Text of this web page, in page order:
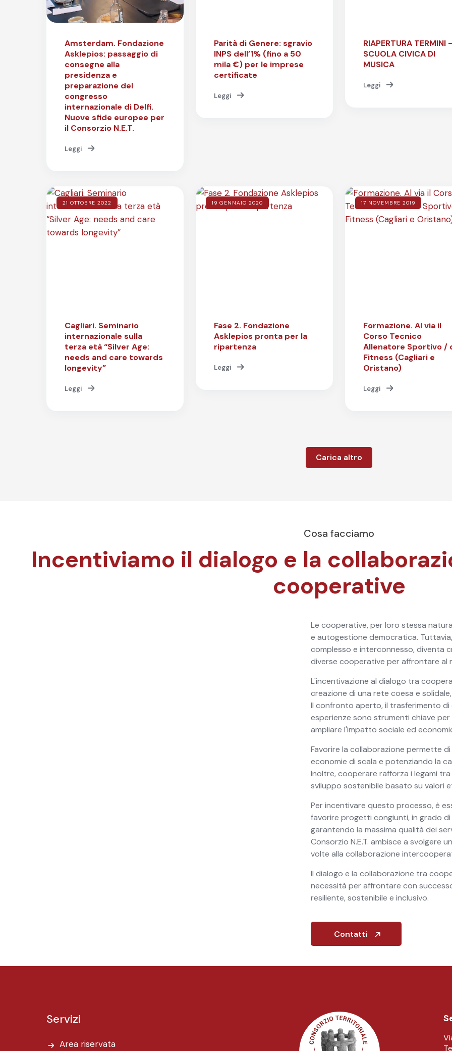
Amsterdam. Fondazione
Asklepios: passaggio di
consegne alla
presidenza e
preparazione del
congresso
internazionale di Delfi.
Nuove sfide europee per
il Consorzio N.E.T.
Leggi
Parità di Genere: sgravio
INPS dell’1% (fino a 50
mila €) per le imprese
certificate
Leggi
RIAPERTURA TERMINI
SCUOLA CIVICA DI
MUSICA
Leggi
21 OTTOBRE 2022
Cagliari. Seminario
internazionale sulla
terza età “Silver Age:
needs and care towards
longevity”
Leggi
19 GENNAIO 2020
Fase 2. Fondazione
Asklepios pronta per la
ripartenza
Leggi
17 NOVEMBRE 2019
Formazione. Al via il
Corso Tecnico
Allenatore Sportivo /
Fitness (Cagliari e
Oristano)
Leggi
Carica altro
Cosa facciamo
Incentiviamo il dialogo e la
cooperative
Le cooperative, per loro stessa
e autogestione democratica.
complesso e interconnesso, diventa
diverse cooperative per affrontare al
L'incentivazione al dialogo tra
creazione di una rete coesa e
Il confronto aperto, il trasferimento
esperienze sono strumenti chiave
ampliare l'impatto sociale ed
Favorire la collaborazione permette
economie di scala e potenziando la
Inoltre, cooperare rafforza i legami
sviluppo sostenibile basato su valori
Per incentivare questo processo, è
favorire progetti congiunti, in grado
garantendo la massima qualità dei
Consorzio N.E.T. ambisce a svolgere
volte alla collaborazione
Il dialogo e la collaborazione tra
necessità per affrontare con
resiliente, sostenibile e inclusivo.
Contatti
Servizi
Area riservata